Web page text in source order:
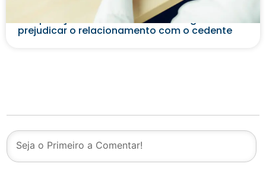
Além da cobrança: estratégias para
recuperação de crédito no Factoring sem
prejudicar o relacionamento com o cedente